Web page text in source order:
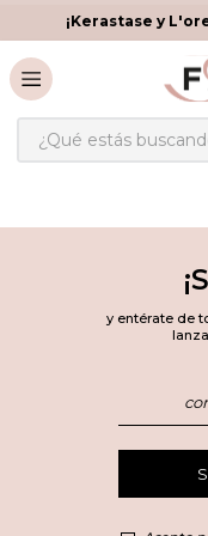
¡Kerastase y
¿Qué estás
y entérate de